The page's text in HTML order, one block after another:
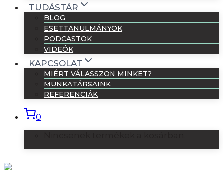
TUDÁSTÁR
BLOG
ESETTANULMÁNYOK
PODCASTOK
VIDEÓK
KAPCSOLAT
MIÉRT VÁLASSZON MINKET?
MUNKATÁRSAINK
REFERENCIÁK
0